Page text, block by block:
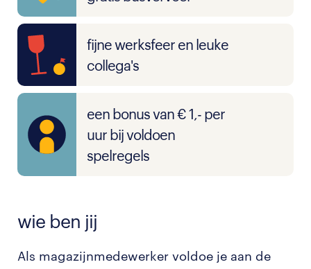
fijne werksfeer en leuke
collega's
een bonus van € 1,- per
uur bij voldoen
spelregels
wie ben jij
Als magazijnmedewerker voldoe je aan de